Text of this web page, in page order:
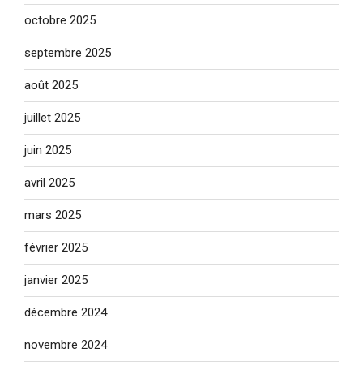
octobre 2025
septembre 2025
août 2025
juillet 2025
juin 2025
avril 2025
mars 2025
février 2025
janvier 2025
décembre 2024
novembre 2024